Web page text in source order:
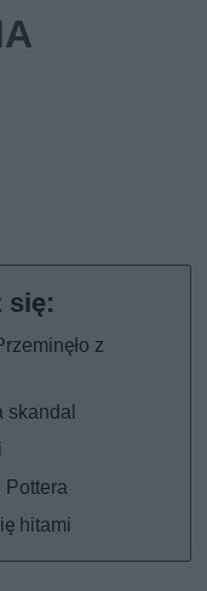
z
skandal
Pottera
hitami